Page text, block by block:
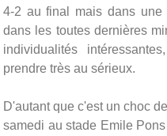
4-2 au final mais dans
dans les toutes dernières
individualités
prendre très au sérieux.
D'autant que c'est un choc
samedi au stade Emile